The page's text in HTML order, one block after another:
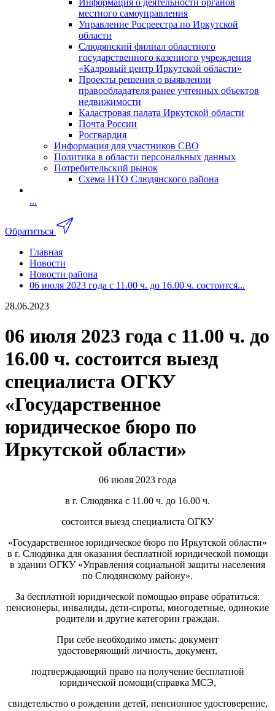
Информация о деятельности органов
местного самоуправления
Управление Росреестра по Иркутской
области
Слюдянский филиал областного
государственного казенного учреждения
«Кадровый центр Иркутской области»
Проекты решения о выявлении
правообладателя ранее учтенных объектов
недвижимости
Кадастровая палата Иркутской области
Почта России
Росгвардия
Информация для участников СВО
Политика в области персональных данных
Потребительский рынок
Схема НТО Слюдянского района
...
Обратиться
Главная
Новости
Новости района
06 июля 2023 года с 11.00 ч. до 16.00 ч. состоится...
28.06.2023
06 июля 2023 года с 11.00 ч. до
16.00 ч. состоится выезд
специалиста ОГКУ
«Государственное
юридическое бюро по
Иркутской области»
06 июля 2023 года
в г. Слюдянка с 11.00 ч. до 16.00 ч.
состоится выезд специалиста ОГКУ
«Государственное юридическое бюро по Иркутской области»
в г. Слюдянка для оказания бесплатной юридической помощи
в здании ОГКУ «Управления социальной защиты населения
по Слюдянскому району».
За бесплатной юридической помощью вправе обратиться:
пенсионеры, инвалиды, дети-сироты, многодетные, одинокие
родители и другие категории граждан.
При себе необходимо иметь: документ
удостоверяющий личность, документ,
подтверждающий право на получение бесплатной
юридической помощи(справка МСЭ,
свидетельство о рождении детей, пенсионное удостоверение,